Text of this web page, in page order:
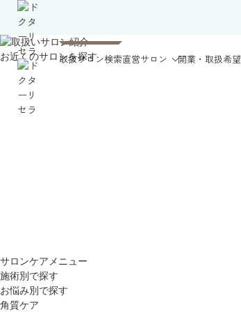
取扱サロン検索直営サロン 開業・取扱希望
お近くのサロンを探す
サロンケアメニュー
施術別で探す
お悩み別で探す
角質ケア